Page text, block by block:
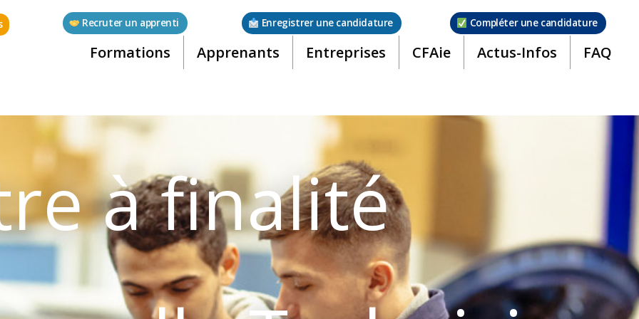
Recruter un apprenti Enregistrer une candidature Compléter une candidature
Formations Apprenants Entreprises CFAie Actus-Infos FAQ
à finalité